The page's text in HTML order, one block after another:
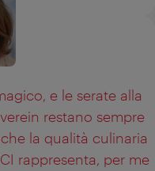
e le serate alla
restano sempre
la qualità culinaria
rappresenta, per me